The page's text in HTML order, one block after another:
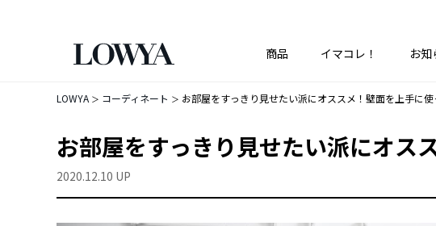
商品 イマコレ！ お知
LOWYA コーディネート お部屋をすっきり見せたい派にオススメ！壁面を上手に
お部屋をすっきり見せたい派にオス
2020.12.10 UP